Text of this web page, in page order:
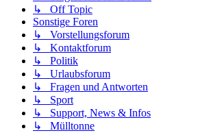
↳ Off Topic
Sonstige Foren
↳ Vorstellungsforum
↳ Kontaktforum
↳ Politik
↳ Urlaubsforum
↳ Fragen und Antworten
↳ Sport
↳ Support, News & Infos
↳ Mülltonne